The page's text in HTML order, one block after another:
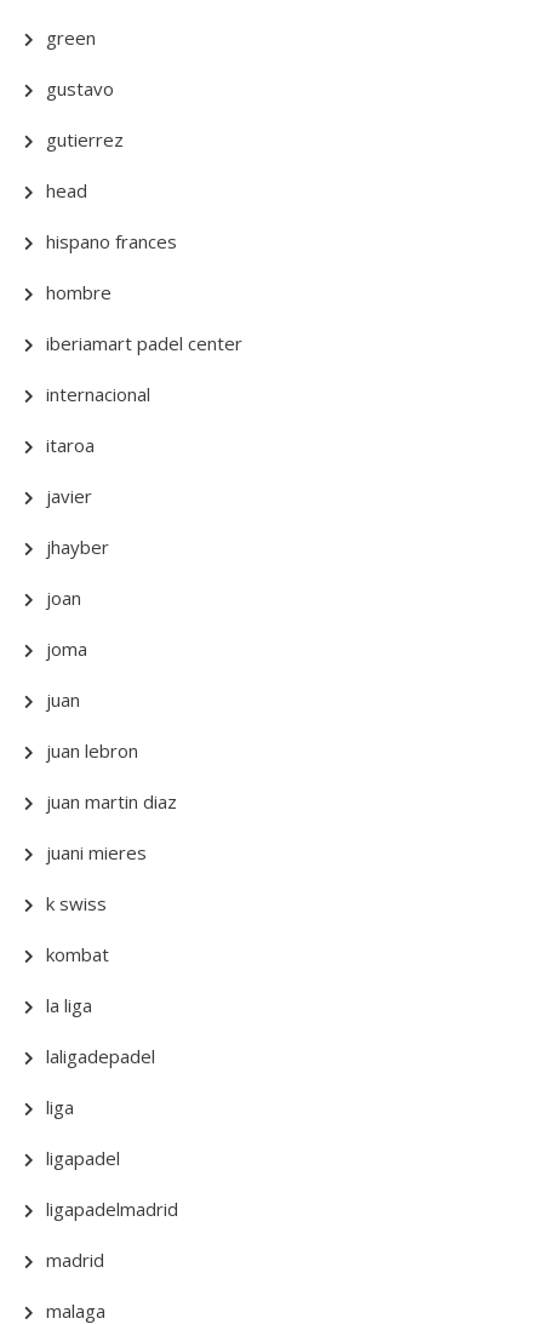
green
gustavo
gutierrez
head
hispano frances
hombre
iberiamart padel center
internacional
itaroa
javier
jhayber
joan
joma
juan
juan lebron
juan martin diaz
juani mieres
k swiss
kombat
la liga
laligadepadel
liga
ligapadel
ligapadelmadrid
madrid
malaga